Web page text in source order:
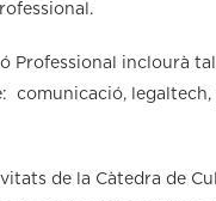
Professional inclourà
comunicació,
de la Càtedra de